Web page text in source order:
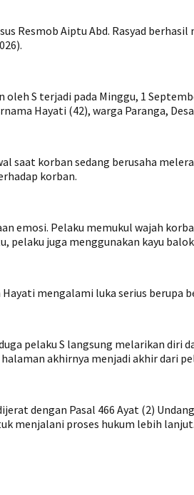
Resmob Aiptu Abd. Rasyad
S terjadi pada Minggu, 1
Hayati (42), warga Paranga,
saat korban sedang berusaha
korban.
emosi. Pelaku memukul wajah
pelaku juga menggunakan kayu
mengalami luka serius berupa
pelaku S langsung melarikan
akhirnya menjadi akhir dari
dengan Pasal 466 Ayat (2)
menjalani proses hukum lebih lanjut.